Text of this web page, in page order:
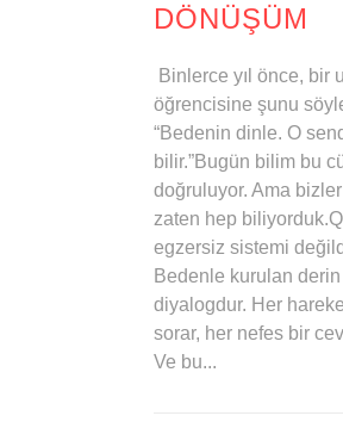
DÖNÜŞÜM
Binlerce yıl önce, bir
öğrencisine şunu
“Bedenin dinle. O
bilir.”Bugün bilim bu
doğruluyor. Ama
zaten hep
egzersiz sistemi
Bedenle kurulan
diyalogdur. Her
sorar, her nefes bir
Ve bu...